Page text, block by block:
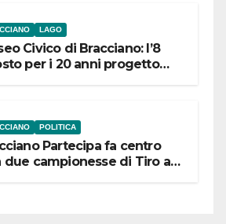
LAGO
Civico di Bracciano: l’8
per i 20 anni progetto
POLITICA
Partecipa fa centro
due campionesse di Tiro a